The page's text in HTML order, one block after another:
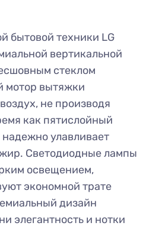
бытовой техники LG
вертикальной
стеклом
мотор вытяжки
не производя
как пятислойный
улавливает
Светодиодные лампы
освещением,
экономной трате
дизайн
элегантность и нотки